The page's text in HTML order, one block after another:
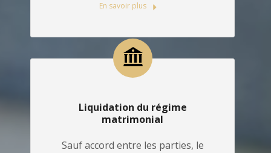
En savoir plus
Liquidation du régime
matrimonial
Sauf accord entre les parties, le